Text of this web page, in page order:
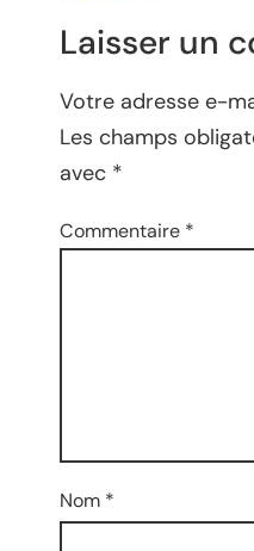
Laisser un
Votre adresse e-
Les champs
avec *
Commentaire *
Nom *